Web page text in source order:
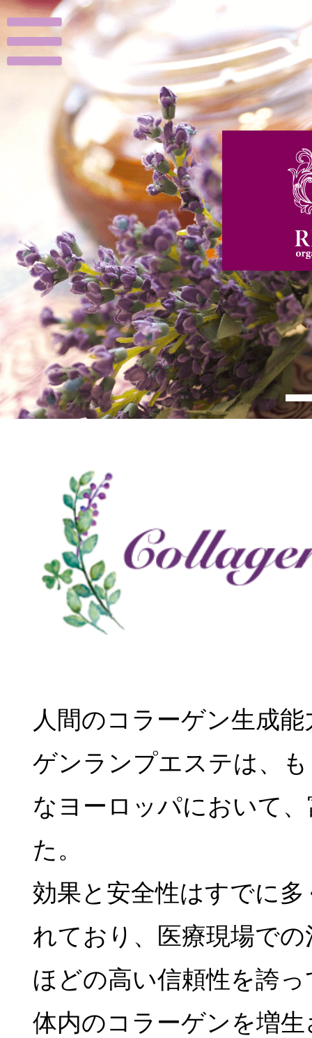
人間のコラーゲン生成
ゲンランプエステは、
なヨーロッパにおいて
た。
効果と安全性はすでに
れており、医療現場で
ほどの高い信頼性を誇
体内のコラーゲンを増